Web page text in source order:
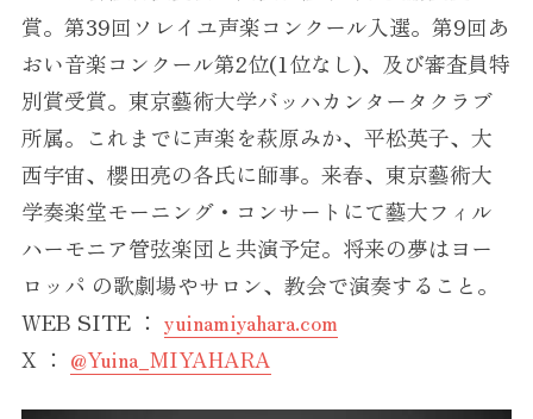
賞。第39回ソレイユ声楽コンクール入選。第9回あ
おい音楽コンクール第2位(1位なし)、及び審査員特
別賞受賞。東京藝術大学バッハカンタータクラブ
所属。これまでに声楽を萩原みか、平松英子、大
西宇宙、櫻田亮の各氏に師事。来春、東京藝術大
学奏楽堂モーニング・コンサートにて藝大フィル
ハーモニア管弦楽団と共演予定。将来の夢はヨー
ロッパ の歌劇場やサロン、教会で演奏すること。
WEB SITE ： yuinamiyahara.com
X ： @Yuina_MIYAHARA